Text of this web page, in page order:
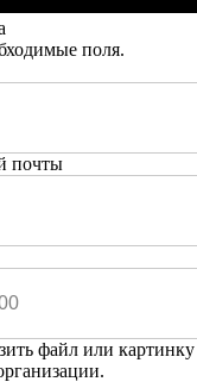
поля.
почты
файл или картинку